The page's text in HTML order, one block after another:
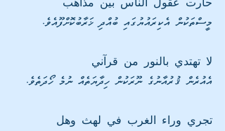
حارت عقول الناس بين مذاهب
މީސްތަކުން އެކިރައުޔުގައި ބުއްދި ޚަރާބުކޮށްފޫއެވެ.
لا تهتدي بالنور من قرآني
އެއުރެން ޤުރުއާނުގެ ނޫރަކުން ހިދާޔަތެއް ނުމެ ހޯދަތެވެ.
تجري وراء الغرب في لهث وهل